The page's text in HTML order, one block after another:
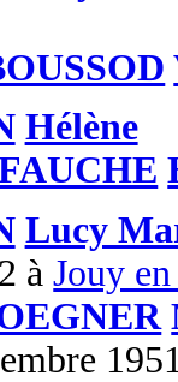
Hélène
Lucy
àJouy